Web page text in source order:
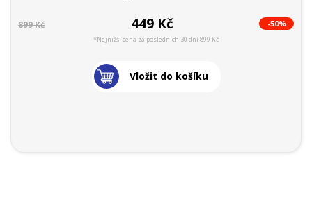
899 Kč 449 Kč -50%
*Nejnižší cena za posledních 30 dní 899 Kč
Vložit do košíku